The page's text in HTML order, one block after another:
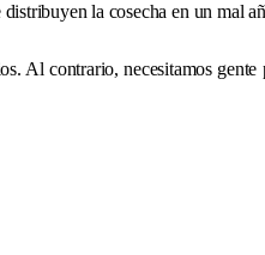
la cosecha en un mal
Al contrario, necesitamos